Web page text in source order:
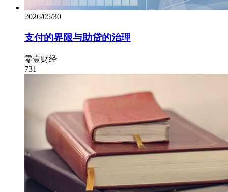
2026/05/30
支付的界限与助贷的治理
零壹财经
731